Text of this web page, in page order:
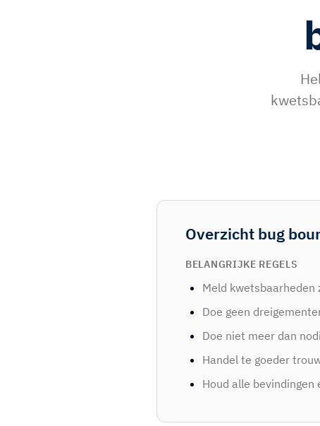
Overzicht bug
BELANGRIJKE REGELS
Meld
Doe geen
Doe niet meer dan
Handel te goeder
Houd alle